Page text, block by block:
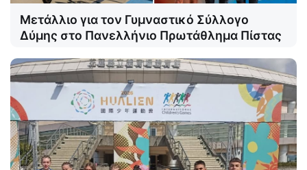
Μετάλλιο για τον Γυμναστικό Σύλλογο
Δύμης στο Πανελλήνιο Πρωτάθλημα Πίστας